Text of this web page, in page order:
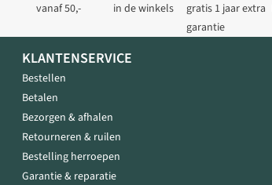
vanaf 50,-
in de winkels
gratis 1 jaar extra
garantie
KLANTENSERVICE
Bestellen
Betalen
Bezorgen & afhalen
Retourneren & ruilen
Bestelling herroepen
Garantie & reparatie